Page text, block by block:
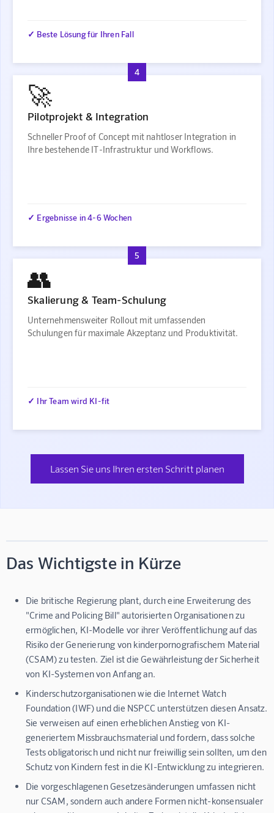
✓ Beste Lösung für Ihren Fall
4
🚀
Pilotprojekt & Integration
Schneller Proof of Concept mit nahtloser Integration in
Ihre bestehende IT-Infrastruktur und Workflows.
✓ Ergebnisse in 4-6 Wochen
5
👥
Skalierung & Team-Schulung
Unternehmensweiter Rollout mit umfassenden
Schulungen für maximale Akzeptanz und Produktivität.
✓ Ihr Team wird KI-fit
Lassen Sie uns Ihren ersten Schritt planen
Das Wichtigste in Kürze
Die britische Regierung plant, durch eine Erweiterung des
"Crime and Policing Bill" autorisierten Organisationen zu
ermöglichen, KI-Modelle vor ihrer Veröffentlichung auf das
Risiko der Generierung von kinderpornografischem Material
(CSAM) zu testen. Ziel ist die Gewährleistung der Sicherheit
von KI-Systemen von Anfang an.
Kinderschutzorganisationen wie die Internet Watch
Foundation (IWF) und die NSPCC unterstützen diesen Ansatz.
Sie verweisen auf einen erheblichen Anstieg von KI-
generiertem Missbrauchsmaterial und fordern, dass solche
Tests obligatorisch und nicht nur freiwillig sein sollten, um den
Schutz von Kindern fest in die KI-Entwicklung zu integrieren.
Die vorgeschlagenen Gesetzesänderungen umfassen nicht
nur CSAM, sondern auch andere Formen nicht-konsensualer